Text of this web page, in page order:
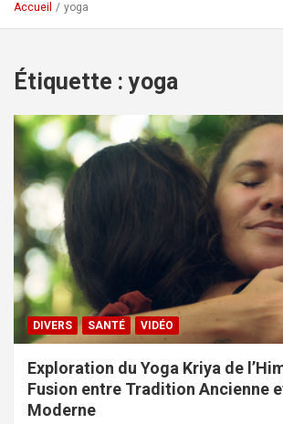
Accueil yoga
Étiquette :yoga
DIVERS SANTÉ VIDÉO
Exploration du Yoga Kriya de
Fusion entre Tradition Ancienne
Moderne